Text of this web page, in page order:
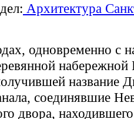
Архитектура
одновременно с
название
соединявшие
двора,